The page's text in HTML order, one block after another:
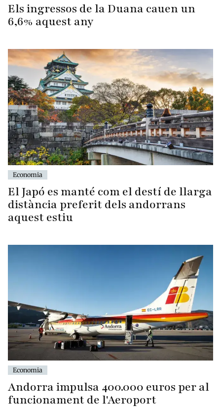
Els ingressos de la Duana cauen un
6,6% aquest any
Economia
El Japó es manté com el destí de llarga
distància preferit dels andorrans
aquest estiu
Economia
Andorra impulsa 400.000 euros per al
funcionament de l'Aeroport